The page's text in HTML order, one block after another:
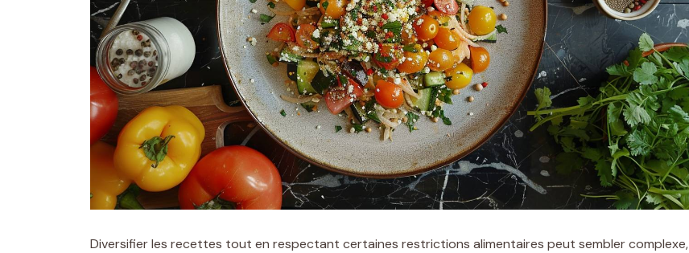
Diversifier les recettes tout en respectant certaines restrictions alimentaires peut sembler complexe,